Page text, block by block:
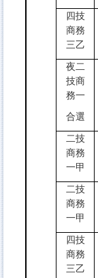
四技
商務
三乙
夜二
技商
務一
合選
二技
商務
一甲
二技
商務
一甲
四技
商務
三乙